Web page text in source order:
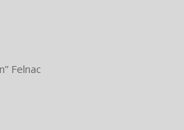
Felnac